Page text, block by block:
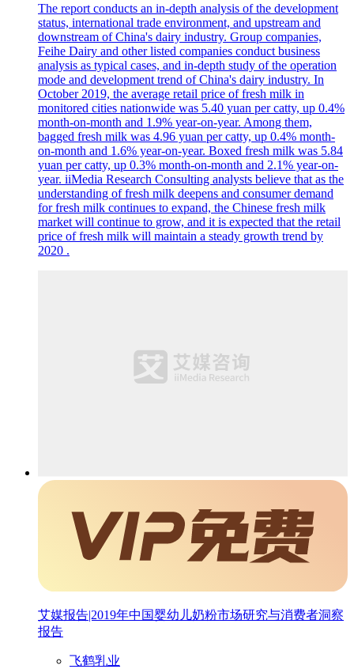
The report conducts an in-depth analysis of the development
status, international trade environment, and upstream and
downstream of China's dairy industry. Group companies,
Feihe Dairy and other listed companies conduct business
analysis as typical cases, and in-depth study of the operation
mode and development trend of China's dairy industry. In
October 2019, the average retail price of fresh milk in
monitored cities nationwide was 5.40 yuan per catty, up 0.4%
month-on-month and 1.9% year-on-year. Among them,
bagged fresh milk was 4.96 yuan per catty, up 0.4% month-
on-month and 1.6% year-on-year. Boxed fresh milk was 5.84
yuan per catty, up 0.3% month-on-month and 2.1% year-on-
year. iiMedia Research Consulting analysts believe that as the
understanding of fresh milk deepens and consumer demand
for fresh milk continues to expand, the Chinese fresh milk
market will continue to grow, and it is expected that the retail
price of fresh milk will maintain a steady growth trend by
2020 .
艾媒报告|2019年中国婴幼儿奶粉市场研究与消费者洞察
报告
飞鹤乳业